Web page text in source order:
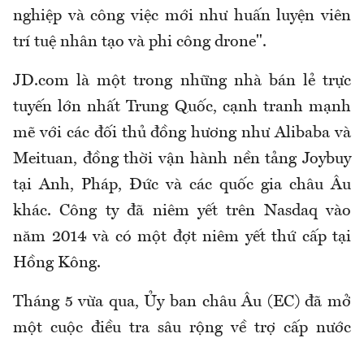
nghiệp và công việc mới như huấn luyện viên
trí tuệ nhân tạo và phi công drone".
JD.com là một trong những nhà bán lẻ trực
tuyến lớn nhất Trung Quốc, cạnh tranh mạnh
mẽ với các đối thủ đồng hương như Alibaba và
Meituan, đồng thời vận hành nền tảng Joybuy
tại Anh, Pháp, Đức và các quốc gia châu Âu
khác. Công ty đã niêm yết trên Nasdaq vào
năm 2014 và có một đợt niêm yết thứ cấp tại
Hồng Kông.
Tháng 5 vừa qua, Ủy ban châu Âu (EC) đã mở
một cuộc điều tra sâu rộng về trợ cấp nước